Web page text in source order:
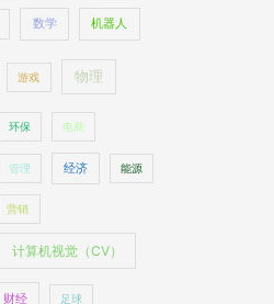
数学 机器人
游戏 物理
环保 电商
管理 经济 能源
营销
计算机视觉（CV）
财经 足球